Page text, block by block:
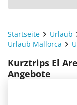
Startseite Urlaub
Urlaub Mallorca
Kurztrips El
Angebote